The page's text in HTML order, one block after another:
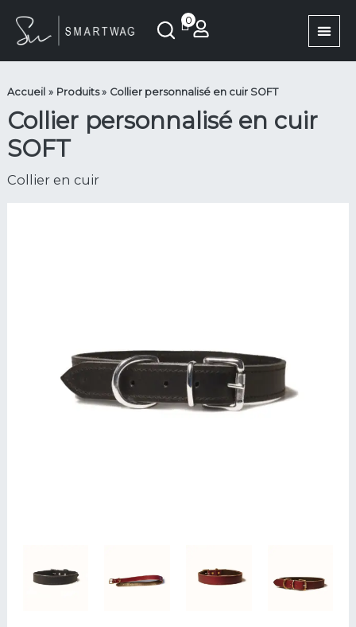
contenu
0
Accueil Produits Collier personnalisé en cuir SOFT
Collier personnalisé en cuir
SOFT
Collier en cuir
de
Collier
personnalisé
en
SOFT